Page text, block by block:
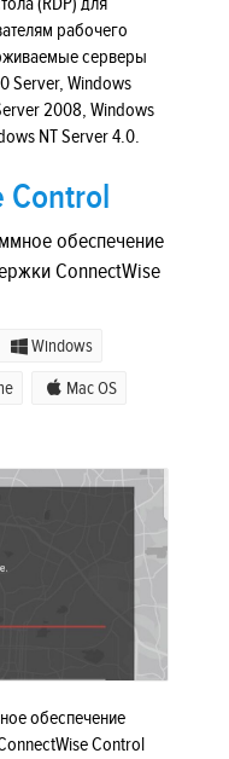
рабочего
серверы
Server, Windows
2008, Windows
NT Server 4.0.
Control
обеспечение
ConnectWise
Windows
Mac OS
обеспечение
Control